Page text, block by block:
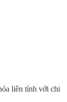
liên tỉnh với chi